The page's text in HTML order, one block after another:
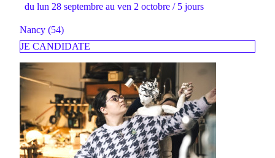
du lun 28 septembre au ven 2 octobre / 5 jours
Nancy (54)
JE CANDIDATE